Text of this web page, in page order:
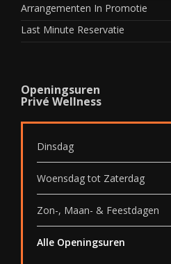
Arrangementen In Promotie
Last Minute Reservatie
Openingsuren
Privé Wellness
Dinsdag
Woensdag tot Zaterdag
Zon-, Maan- & Feestdagen
Alle Openingsuren